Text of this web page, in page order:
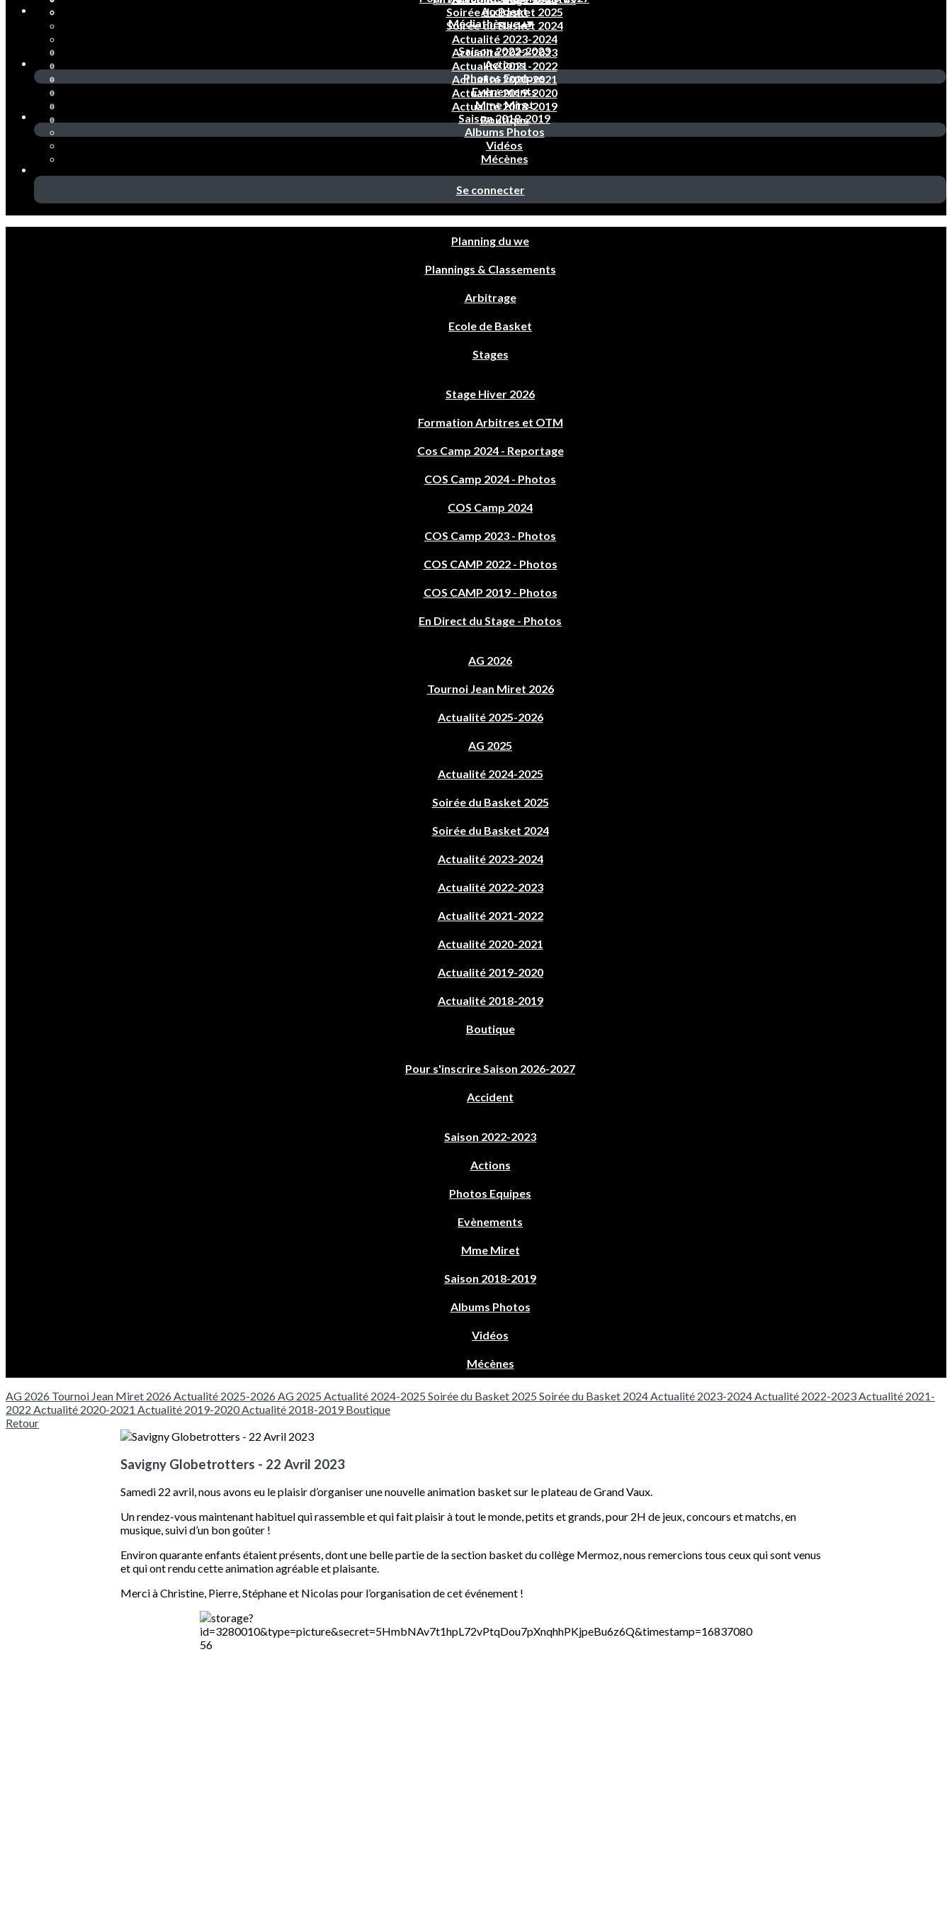
Soirée du Basket 2025
Soirée du Basket 2024
Actualité 2023-2024
Actualité 2022-2023
Actualité 2021-2022
Actualité 2020-2021
Actualité 2019-2020
Actualité 2018-2019
Boutique
Accident
Médiathèque▴▾
Saison 2022-2023
Actions
Photos Equipes
Evènements
Mme Miret
Saison 2018-2019
Albums Photos
Vidéos
Mécènes
Se connecter
Planning du we
Plannings & Classements
Arbitrage
Ecole de Basket
Stages
Stage Hiver 2026
Formation Arbitres et OTM
Cos Camp 2024 - Reportage
COS Camp 2024 - Photos
COS Camp 2024
COS Camp 2023 - Photos
COS CAMP 2022 - Photos
COS CAMP 2019 - Photos
En Direct du Stage - Photos
AG 2026
Tournoi Jean Miret 2026
Actualité 2025-2026
AG 2025
Actualité 2024-2025
Soirée du Basket 2025
Soirée du Basket 2024
Actualité 2023-2024
Actualité 2022-2023
Actualité 2021-2022
Actualité 2020-2021
Actualité 2019-2020
Actualité 2018-2019
Boutique
Pour s'inscrire Saison 2026-2027
Accident
Saison 2022-2023
Actions
Photos Equipes
Evènements
Mme Miret
Saison 2018-2019
Albums Photos
Vidéos
Mécènes
AG 2026 Tournoi Jean Miret 2026 Actualité 2025-2026 AG 2025 Actualité 2024-2025 Soirée du Basket 2025 Soirée du Basket 2024Actualité 2023-2024Actualité 2022-2023Actualité 2021-
2022 Actualité 2020-2021 Actualité 2019-2020Actualité 2018-2019 Boutique
Retour
Savigny Globetrotters - 22 Avril 2023
Samedi 22 avril, nous avons eu le plaisir d’organiser une nouvelle animation basket sur le plateau de Grand Vaux.
Un rendez-vous maintenant habituel qui rassemble et qui fait plaisir à tout le monde, petits et grands, pour 2H de jeux, concours et matchs, en
musique, suivi d’un bon goûter !
Environ quarante enfants étaient présents, dont une belle partie de la section basket du collège Mermoz, nous remercions tous ceux qui sont venus
et qui ont rendu cette animation agréable et plaisante.
Merci à Christine, Pierre, Stéphane et Nicolas pour l’organisation de cet événement !